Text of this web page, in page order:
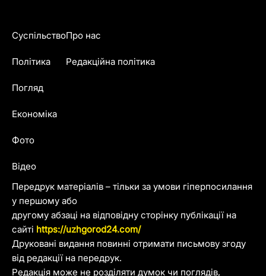
Передрук матеріалів – тільки за умови гіперпосилання
у першому або
другому абзаці на відповідну сторінку публікації на
сайті https://uzhgorod24.com/
Друковані видання повинні отримати письмову згоду
від редакції на передрук.
Редакція може не розділяти думок чи поглядів,
Суспільство
Політика
Погляд
Економіка
Фото
Відео
Про нас
Редакційна політика